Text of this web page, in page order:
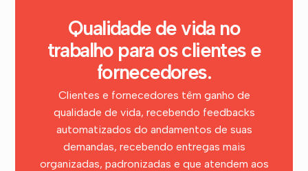
Qualidade de vida no
trabalho para os clientes e
fornecedores.
Clientes e fornecedores têm ganho de
qualidade de vida, recebendo feedbacks
automatizados do andamentos de suas
demandas, recebendo entregas mais
organizadas, padronizadas e que atendem aos